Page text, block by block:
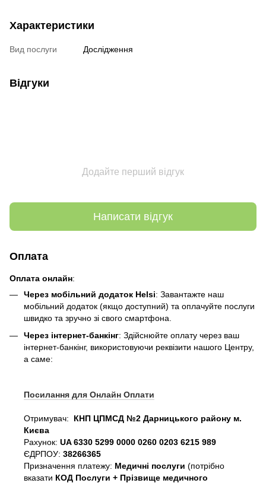
Характеристики
Вид послуги Дослідження
Відгуки
Додайте перший відгук
Написати відгук
Оплата
Оплата онлайн:
Через мобільний додаток Helsi: Завантажте наш
мобільний додаток (якщо доступний) та оплачуйте послуги
швидко та зручно зі свого смартфона.
Через інтернет-банкінг: Здійснюйте оплату через ваш
інтернет-банкінг, використовуючи реквізити нашого Центру,
а саме:
Посилання для Онлайн Оплати
Отримувач:
КНП ЦПМСД №2 Дарницького району м.
Києва
Рахунок: UA 6330 5299 0000 0260 0203 6215 989
ЄДРПОУ: 38266365
Призначення платежу: Медичні послуги (потрібно
вказати КОД Послуги + Прізвище медичного